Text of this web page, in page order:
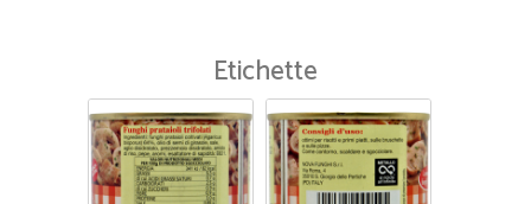
Etichette